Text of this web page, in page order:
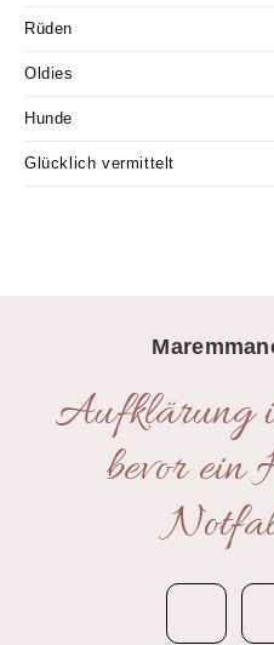
Rüden
Oldies
Hunde
Glücklich vermittelt
Aufklärung
bevor ein